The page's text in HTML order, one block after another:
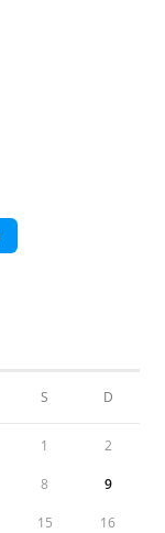
S D
1 2
8 9
15 16